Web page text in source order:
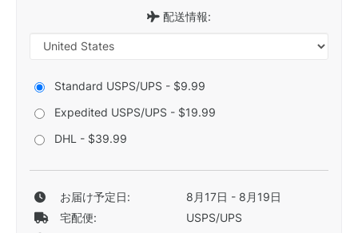
配送情報:
Standard USPS/UPS - $9.99
Expedited USPS/UPS - $19.99
DHL - $39.99
お届け予定日:
8月17日 - 8月19日
宅配便:
USPS/UPS